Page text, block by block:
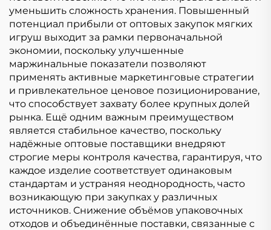
уменьшить сложность хранения. Повышенный
потенциал прибыли от оптовых закупок мягких
игруш выходит за рамки первоначальной
экономии, поскольку улучшенные
маржинальные показатели позволяют
применять активные маркетинговые стратегии
и привлекательное ценовое позиционирование,
что способствует захвату более крупных долей
рынка. Ещё одним важным преимуществом
является стабильное качество, поскольку
надёжные оптовые поставщики внедряют
строгие меры контроля качества, гарантируя, что
каждое изделие соответствует одинаковым
стандартам и устраняя неоднородность, часто
возникающую при закупках у различных
источников. Снижение объёмов упаковочных
отходов и объединённые поставки, связанные с